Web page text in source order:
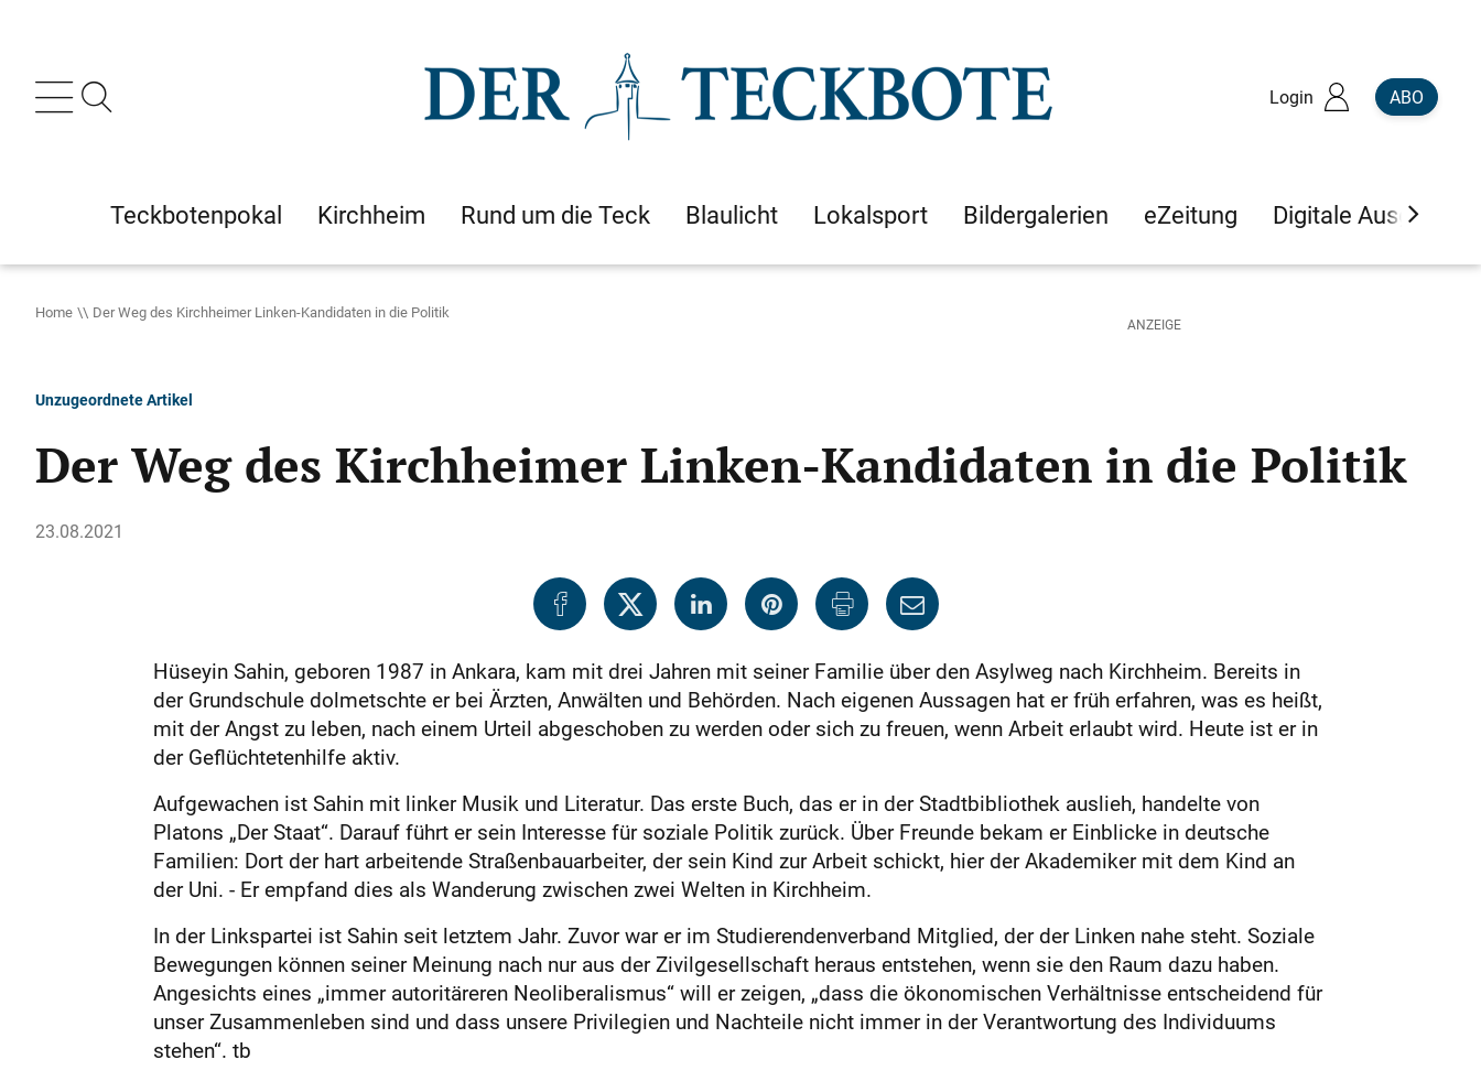
Login ABO
Teckbotenpokal Kirchheim Rund um die Teck Blaulicht Lokalsport Bildergalerien eZeitung Digitale Ausgaben
Home Der Weg des Kirchheimer Linken-Kandidaten in die Politik
Unzugeordnete Artikel
Der Weg des Kirchheimer Linken-Kandidaten in die Politik
23.08.2021
Hüseyin Sahin, geboren 1987 in Ankara, kam mit drei Jahren mit seiner Familie über den Asylweg nach Kirchheim. Bereits in
der Grundschule dolmetschte er bei Ärzten, Anwälten und Behörden. Nach eigenen Aussagen hat er früh erfahren, was es heißt,
mit der Angst zu leben, nach einem Urteil abgeschoben zu werden oder sich zu freuen, wenn Arbeit erlaubt wird. Heute ist er in
der Geflüchtetenhilfe aktiv.
Aufgewachen ist Sahin mit linker Musik und Literatur. Das erste Buch, das er in der Stadtbibliothek auslieh, handelte von
Platons „Der Staat“. Darauf führt er sein Interesse für soziale Politik zurück. Über Freunde bekam er Einblicke in deutsche
Familien: Dort der hart arbeitende Straßenbauarbeiter, der sein Kind zur Arbeit schickt, hier der Akademiker mit dem Kind an
der Uni. - Er empfand dies als Wanderung zwischen zwei Welten in Kirchheim.
In der Linkspartei ist Sahin seit letztem Jahr. Zuvor war er im Studierendenverband Mitglied, der der Linken nahe steht. Soziale
Bewegungen können seiner Meinung nach nur aus der Zivilgesellschaft heraus entstehen, wenn sie den Raum dazu haben.
Angesichts eines „immer autoritäreren Neoliberalismus“ will er zeigen, „dass die ökonomischen Verhältnisse entscheidend für
unser Zusammenleben sind und dass unsere Privilegien und Nachteile nicht immer in der Verantwortung des Individuums
stehen“. tb